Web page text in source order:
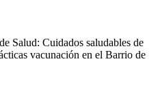
Salud: Cuidados saludables de
vacunación en el Barrio de